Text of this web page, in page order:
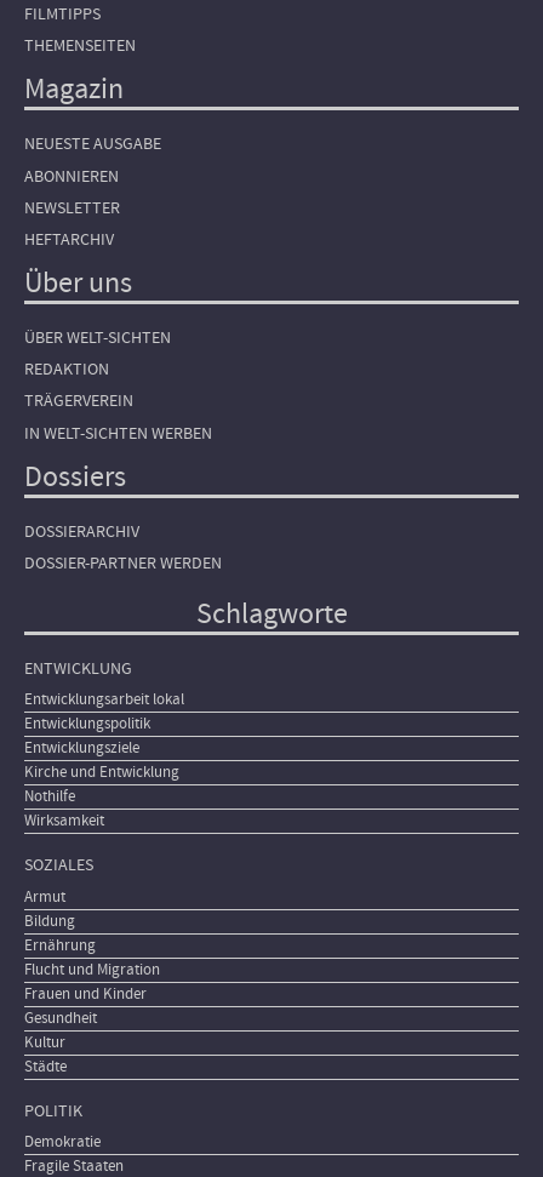
FILMTIPPS
THEMENSEITEN
Magazin
NEUESTE AUSGABE
ABONNIEREN
NEWSLETTER
HEFTARCHIV
Über uns
ÜBER WELT-SICHTEN
REDAKTION
TRÄGERVEREIN
IN WELT-SICHTEN WERBEN
Dossiers
DOSSIERARCHIV
DOSSIER-PARTNER WERDEN
Schlagworte
ENTWICKLUNG
Entwicklungsarbeit lokal
Entwicklungspolitik
Entwicklungsziele
Kirche und Entwicklung
Nothilfe
Wirksamkeit
SOZIALES
Armut
Bildung
Ernährung
Flucht und Migration
Frauen und Kinder
Gesundheit
Kultur
Städte
POLITIK
Demokratie
Fragile Staaten